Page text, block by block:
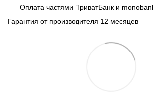
Оплата частями ПриватБанк и
Гарантия от производителя 12 месяцев